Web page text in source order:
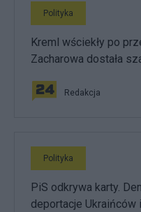
Polityka
Kreml wściekły po
Zacharowa dostała
Redakcja
Polityka
PiS odkrywa karty.
deportacje Ukraińców